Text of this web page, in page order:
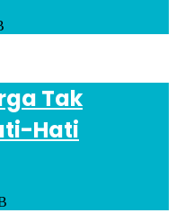
Tak
Hati